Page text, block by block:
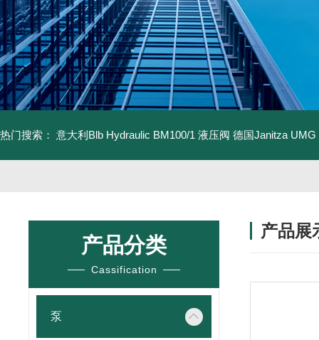
热门搜索： 意大利Blb Hydraulic BM100/1 液压阀 德国Janitza UMG
产品分类
Cassification
泵
产品展